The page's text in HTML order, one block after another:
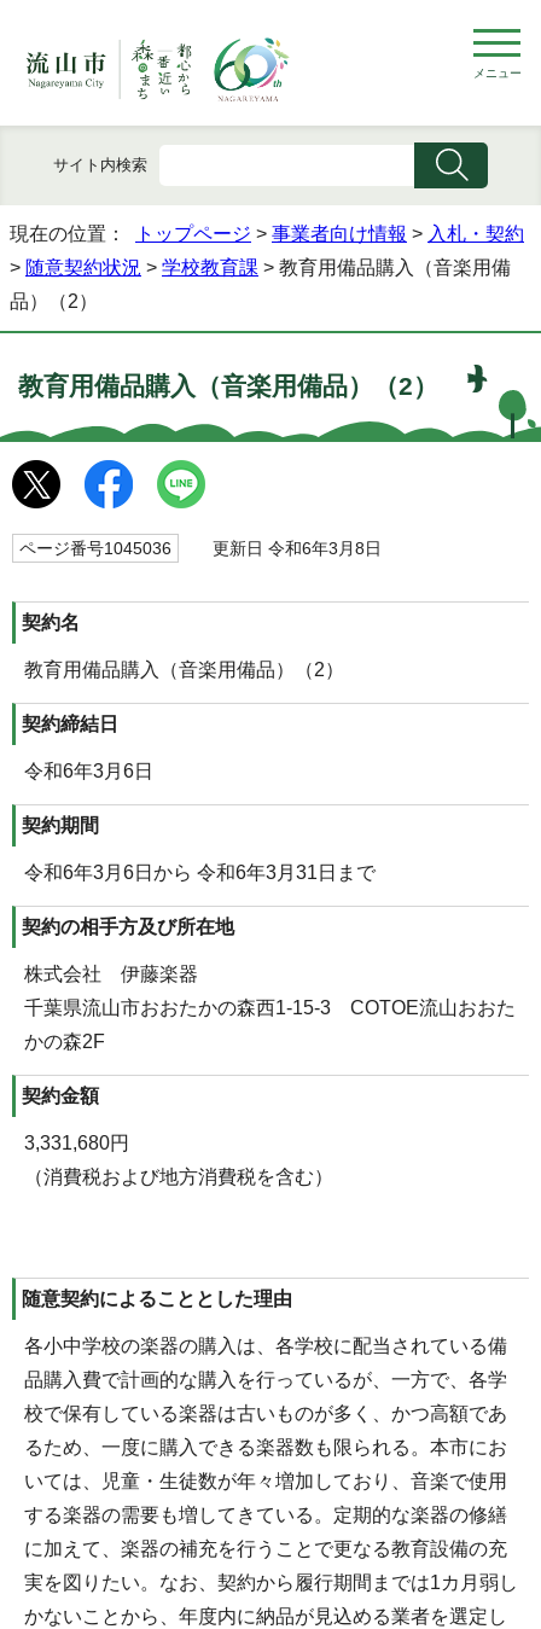
メニュー
サイト内検索
現在の位置： トップページ > 事業者向け情報 > 入札・契約
> 随意契約状況 > 学校教育課 > 教育用備品購入（音楽用備
品）（2）
教育用備品購入（音楽用備品）（2）
ページ番号1045036 更新日 令和6年3月8日
契約名
教育用備品購入（音楽用備品）（2）
契約締結日
令和6年3月6日
契約期間
令和6年3月6日から 令和6年3月31日まで
契約の相手方及び所在地
株式会社 伊藤楽器
千葉県流山市おおたかの森西1-15-3 COTOE流山おおた
かの森2F
契約金額
3,331,680円
（消費税および地方消費税を含む）
随意契約によることとした理由
各小中学校の楽器の購入は、各学校に配当されている備
品購入費で計画的な購入を行っているが、一方で、各学
校で保有している楽器は古いものが多く、かつ高額であ
るため、一度に購入できる楽器数も限られる。本市にお
いては、児童・生徒数が年々増加しており、音楽で使用
する楽器の需要も増してきている。定期的な楽器の修繕
に加えて、楽器の補充を行うことで更なる教育設備の充
実を図りたい。なお、契約から履行期間までは1カ月弱し
かないことから、年度内に納品が見込める業者を選定し